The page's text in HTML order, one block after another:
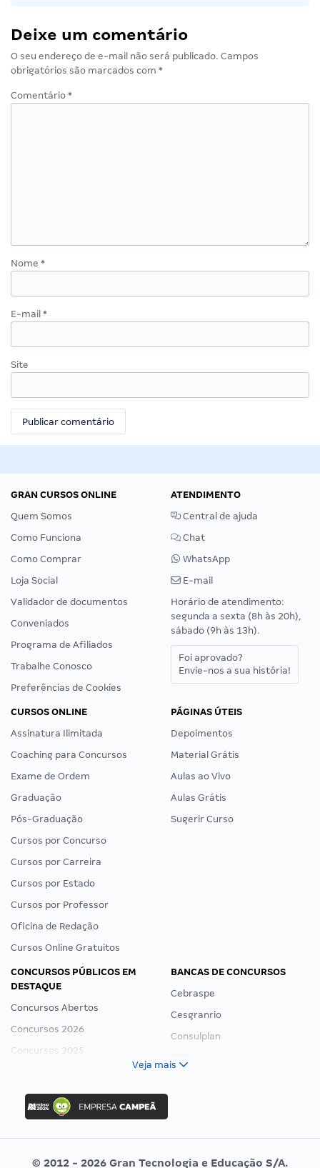
Deixe um comentário
O seu endereço de e-mail não será publicado. Campos
obrigatórios são marcados com *
Comentário *
Nome *
E-mail *
Site
GRAN CURSOS ONLINE
Quem Somos
Como Funciona
Como Comprar
Loja Social
Validador de documentos
Conveniados
Programa de Afiliados
Trabalhe Conosco
Preferências de Cookies
ATENDIMENTO
Central de ajuda
Chat
WhatsApp
E-mail
Horário de atendimento:
segunda a sexta (8h às 20h),
sábado (9h às 13h).
Foi aprovado?
Envie-nos a sua história!
CURSOS ONLINE
Assinatura Ilimitada
Coaching para Concursos
Exame de Ordem
Graduação
Pós-Graduação
Cursos por Concurso
Cursos por Carreira
Cursos por Estado
Cursos por Professor
Oficina de Redação
Cursos Online Gratuitos
PÁGINAS ÚTEIS
Depoimentos
Material Grátis
Aulas ao Vivo
Aulas Grátis
Sugerir Curso
CONCURSOS PÚBLICOS EM
DESTAQUE
Concursos Abertos
Concursos 2026
Concursos 2025
Concurso Ibama
Concurso MPU
Editais publicados
BANCAS DE CONCURSOS
Cebraspe
Cesgranrio
Consulplan
Vunesp
Veja mais
© 2012 - 2026 Gran Tecnologia e Educação S/A.